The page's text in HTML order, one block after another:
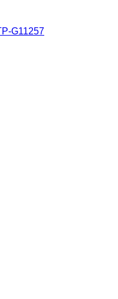
G11257